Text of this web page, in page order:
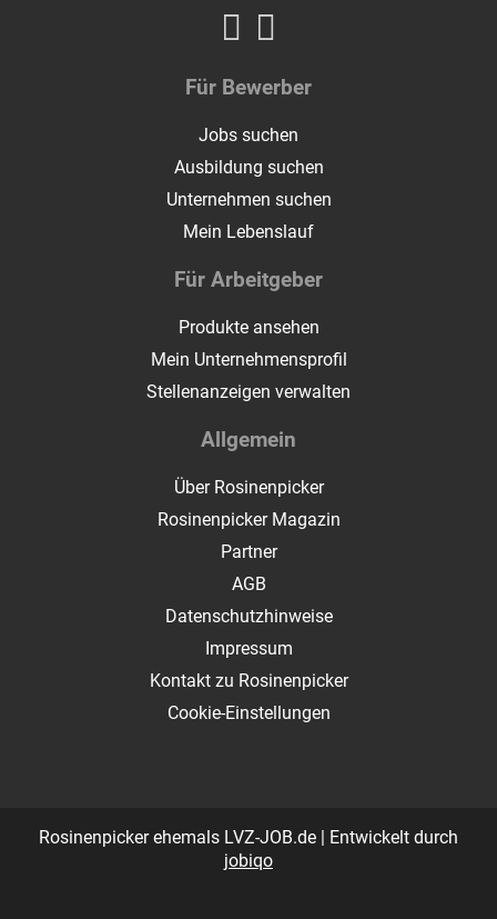
Für Bewerber
Jobs suchen
Ausbildung suchen
Unternehmen suchen
Mein Lebenslauf
Für Arbeitgeber
Produkte ansehen
Mein Unternehmensprofil
Stellenanzeigen verwalten
Allgemein
Über Rosinenpicker
Rosinenpicker Magazin
Partner
AGB
Datenschutzhinweise
Impressum
Kontakt zu Rosinenpicker
Cookie-Einstellungen
Rosinenpicker ehemals LVZ-JOB.de | Entwickelt durch
jobiqo